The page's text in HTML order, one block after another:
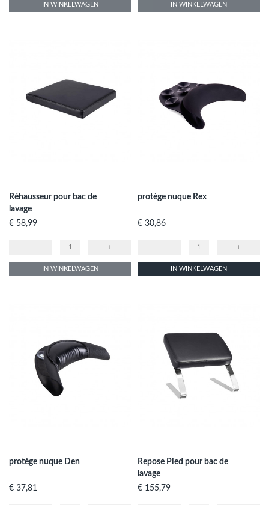
IN WINKELWAGEN IN WINKELWAGEN
Réhausseur pour bac de
lavage
Prijs
€ 58,99
- +
IN WINKELWAGEN
protège nuque Rex
Prijs
€ 30,86
- +
IN WINKELWAGEN
protège nuque Den
Prijs
€ 37,81
Repose Pied pour bac de
lavage
Prijs
€ 155,79